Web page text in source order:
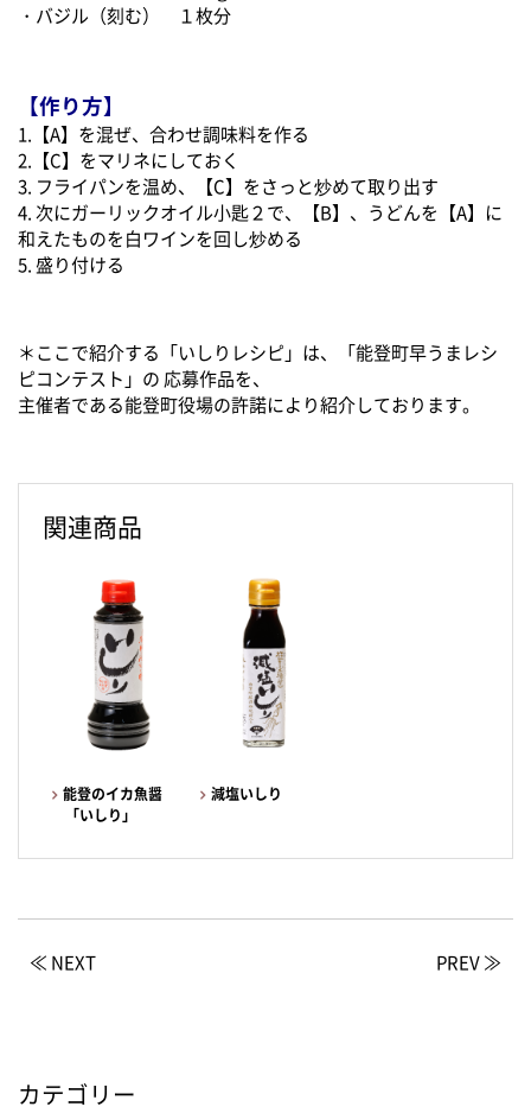
・バジル（刻む） １枚分
【作り方】
1.【A】を混ぜ、合わせ調味料を作る
2.【C】をマリネにしておく
3. フライパンを温め、【C】をさっと炒めて取り出す
4. 次にガーリックオイル小匙２で、【B】、うどんを【A】に
和えたものを白ワインを回し炒める
5. 盛り付ける
＊ここで紹介する「いしりレシピ」は、「能登町早うまレシ
ピコンテスト」の 応募作品を、
主催者である能登町役場の許諾により紹介しております。
関連商品
能登のイカ魚醤
「いしり」
減塩いしり
≪ NEXT PREV ≫
カテゴリー